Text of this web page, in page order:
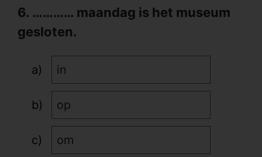
6. ………… maandag is het museum
gesloten.
in
op
om